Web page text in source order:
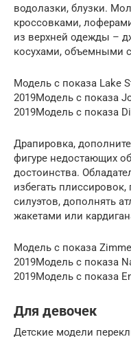
водолазки, блузки.
кроссовками,
из верхней одежды –
косухами, объемными
Модель с показа Lake
2019Модель с показа
2019Модель с показа
Драпировка,
фигуре недостающих
достоинства.
избегать
силуэтов, дополнять
жакетами или
Модель с показа
2019Модель с показа
2019Модель с показа
Для девочек
Детские модели